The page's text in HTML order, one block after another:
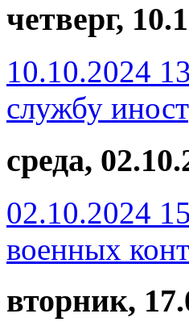
четверг,
10.10.2024
службу
среда,
02.10.2024
военных
вторник,